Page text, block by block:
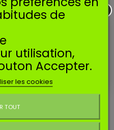
au panier
de
utilisation,
Accepter.
les cookies
TOUT